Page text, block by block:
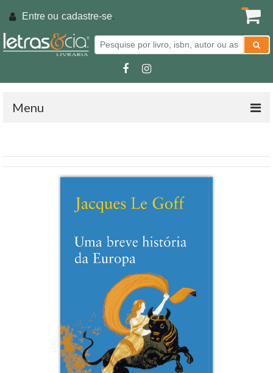
Entre ou cadastre-se.
Menu